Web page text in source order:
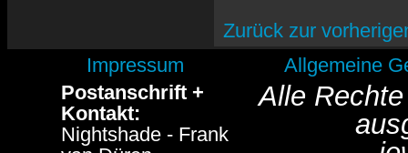
Zurück zur
Impressum
Allgemeine
Postanschrift +
Kontakt:
Nightshade - Frank
Alle